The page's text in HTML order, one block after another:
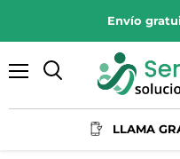
Envío
LLAMA